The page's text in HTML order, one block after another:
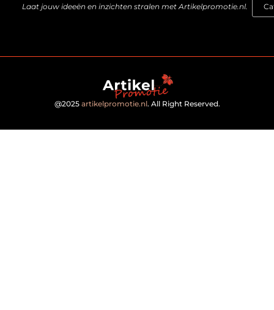
Laat jouw ideeën en inzichten stralen met Artikelpromotie.nl.
@2025 artikelpromotie.nl. All Right Reserved.